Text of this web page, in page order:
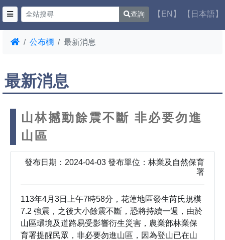
查詢 【EN】 【日本語】
公布欄 最新消息
最新消息
山林撼動餘震不斷 非必要勿進
山區
發布日期：2024-04-03 發布單位：林業及自然保育
署
113年4月3日上午7時58分，花蓮地區發生芮氏規模
7.2 強震，之後大小餘震不斷，恐將持續一週，由於
山區環境及道路易受影響衍生災害，農業部林業保
育署提醒民眾，非必要勿進山區，因為登山已在山